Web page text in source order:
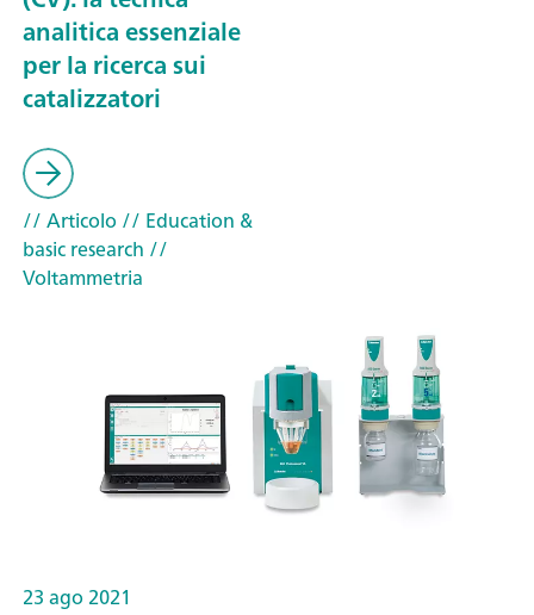
analitica essenziale
per la ricerca sui
catalizzatori
// Articolo // Education &
basic research //
Voltammetria
23 ago 2021